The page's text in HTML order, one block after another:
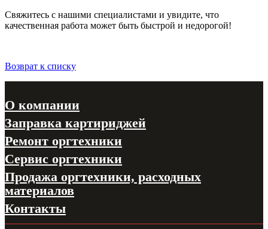
Свяжитесь с нашими специалистами и увидите, что
качественная работа может быть быстрой и недорогой!
Возврат к списку
О компании
Заправка картириджей
Ремонт оргтехники
Сервис оргтехники
Продажа оргтехники, расходных
материалов
Контакты